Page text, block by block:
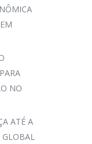
NO
ATÉ A
GLOBAL